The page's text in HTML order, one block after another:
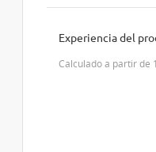
Experiencia del
Calculado a partir